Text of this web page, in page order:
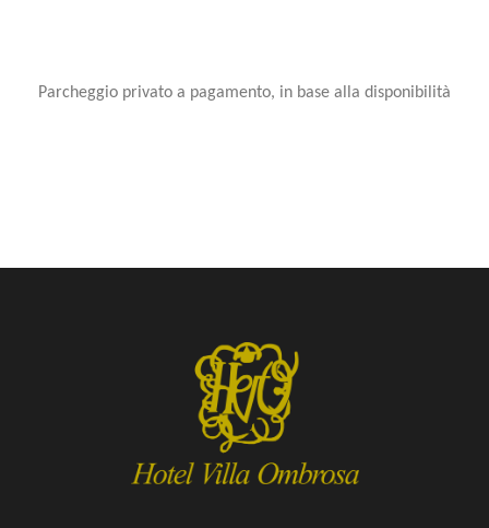
Parcheggio privato a pagamento, in base alla disponibilità